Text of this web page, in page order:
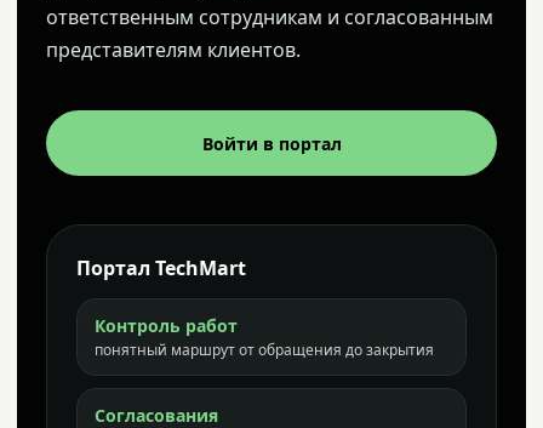
ответственным сотрудникам и согласованным
представителям клиентов.
Войти в портал
Портал TechMart
Контроль работ
понятный маршрут от обращения до закрытия
Согласования